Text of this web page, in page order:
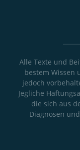
Alle Texte und
bestem Wissen
jedoch
Jegliche
die sich aus
Diagnosen